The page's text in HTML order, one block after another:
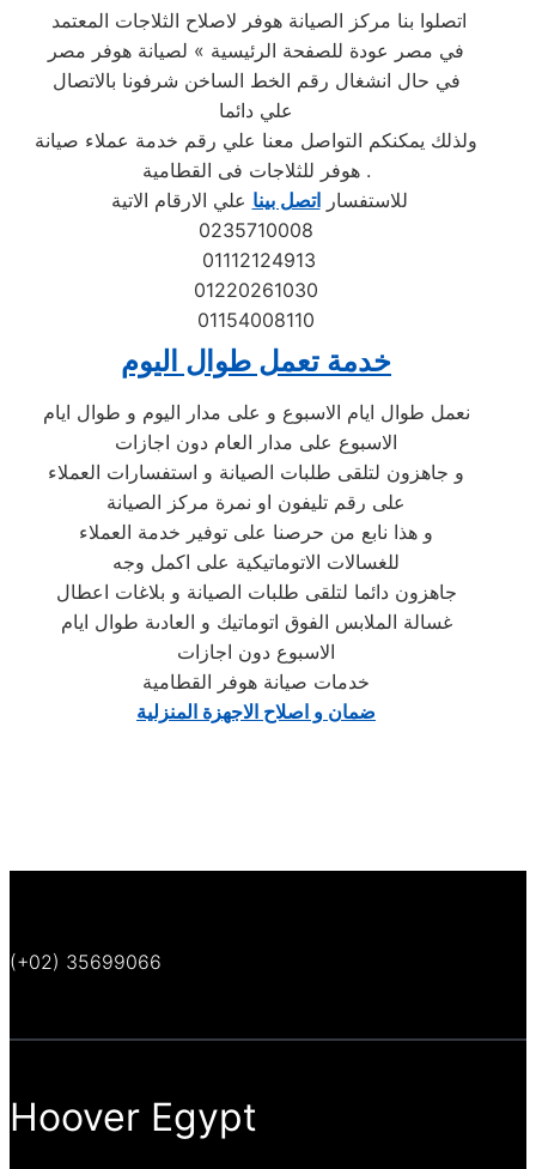
في مصر عودة للصفحة الرئيسية » لصيانة هوفر مصر
في حال انشغال رقم الخط الساخن شرفونا بالاتصال
علي دائما
ولذلك يمكنكم التواصل معنا علي رقم خدمة عملاء صيانة
هوفر للثلاجات فى القطامية .
للاستفساراتصل بينا علي الارقام الاتية
0235710008
01112124913
01220261030
01154008110
خدمة تعمل طوال اليوم
نعمل طوال ايام الاسبوع و على مدار اليوم و طوال ايام
الاسبوع على مدار العام دون اجازات
و جاهزون لتلقى طلبات الصيانة و استفسارات العملاء
على رقم تليفون او نمرة مركز الصيانة
و هذا نابع من حرصنا على توفير خدمة العملاء
للغسالات الاتوماتيكية على اكمل وجه
جاهزون دائما لتلقى طلبات الصيانة و بلاغات اعطال
غسالة الملابس الفوق اتوماتيك و العادىة طوال ايام
الاسبوع دون اجازات
خدمات صيانة هوفر القطامية
ضمان و اصلاح الاجهزة المنزلية
(+02) 35699066
Hoover Egypt